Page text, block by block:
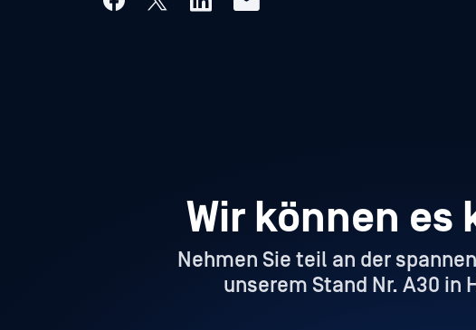
Wir können es
Nehmen Sie teil an der
unserem Stand Nr. A30 in